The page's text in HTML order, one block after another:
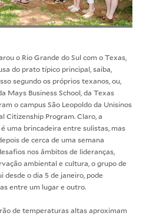
o Rio Grande do Sul com o Texas,
do prato típico principal, saiba,
segundo os próprios texanos, ou,
Mays Business School, da Texas
o campus São Leopoldo da Unisinos
Citizenship Program. Claro, a
uma brincadeira entre sulistas, mas
de cerca de uma semana
nos âmbitos de lideranças,
ambiental e cultura, o grupo de
desde o dia 5 de janeiro, pode
entre um lugar e outro.
de temperaturas altas aproximam